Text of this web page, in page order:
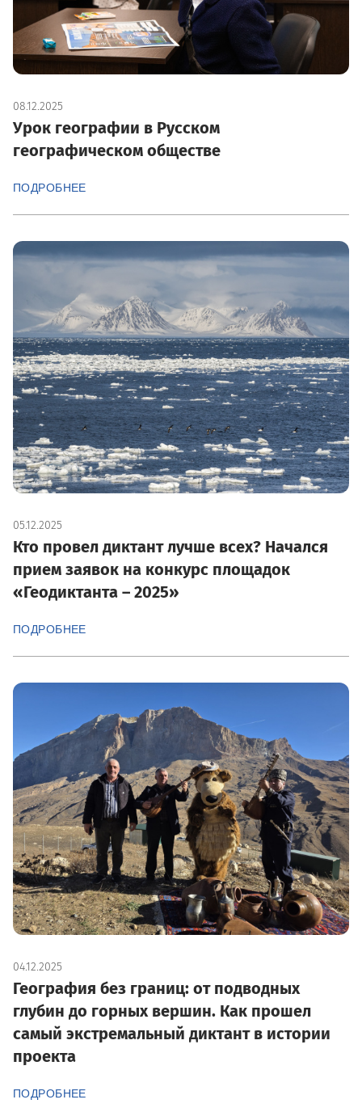
08.12.2025
Урок географии в Русском
географическом обществе
ПОДРОБНЕЕ
05.12.2025
Кто провел диктант лучше всех? Начался
прием заявок на конкурс площадок
«Геодиктанта – 2025»
ПОДРОБНЕЕ
04.12.2025
География без границ: от подводных
глубин до горных вершин. Как прошел
самый экстремальный диктант в истории
проекта
ПОДРОБНЕЕ